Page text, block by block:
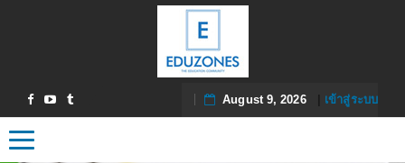
August 9, 2026| เข้าสู่ระบบ
Toggle navigation